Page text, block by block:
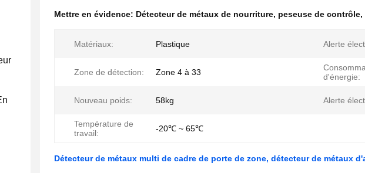
Mettre en évidence: Détecteur de métaux de nourriture, peseuse de contrôle,
Matériaux: Plastique Alerte
Zone de détection: Zone 4 à 33
d'énergie:
Nouveau poids: 58kg Alerte
Température de
travail:
-20℃ ~ 65℃
Détecteur de métaux multi de cadre de porte de zone, détecteur de métaux